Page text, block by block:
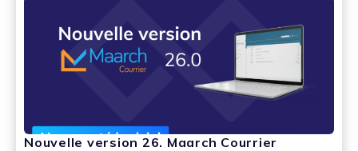
Nouvelle version 26. Maarch Courrier